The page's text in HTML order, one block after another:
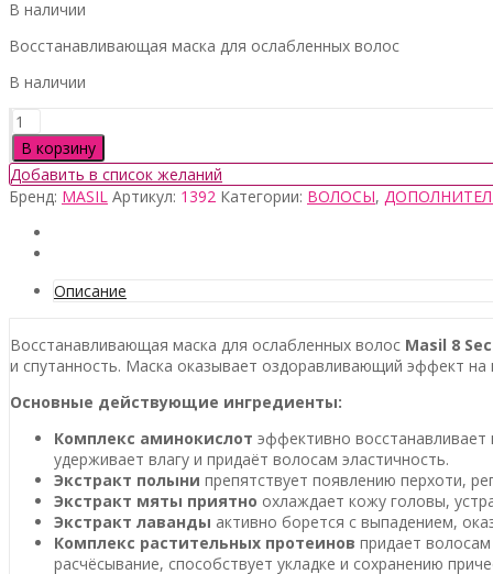
000UZS.
В наличии
Восстанавливающая маска для ослабленных волос
В наличии
Количество
товара
Masil
8
Seconds
Hair
(до
11
2027)
В корзину
Добавить в список желаний
Бренд: MASIL Артикул: 1392 Категории: ВОЛОСЫ,
Описание
Восстанавливающая маска для ослабленных волос Masil 8
и спутанность. Маска оказывает оздоравливающий эффект
Основные действующие ингредиенты:
Комплекс аминокислот эффективно
удерживает влагу и придаёт волосам эластичность.
Экстракт полыни препятствует появлению перхоти,
Экстракт мяты приятно охлаждает кожу головы,
Экстракт лаванды активно борется с выпадением,
Комплекс растительных протеинов придает
расчёсывание, способствует укладке и сохранению